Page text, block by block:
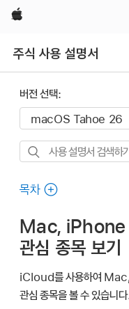
Apple
주식 사용 설명서
버전 선택:
사용
검색하기
목차
Mac, iPhone
관심 종목 보기
iCloud를 사용하여
관심 종목을 볼 수 있습니